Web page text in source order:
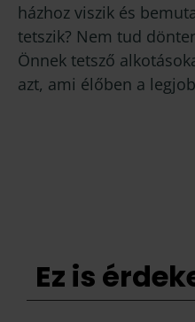
házhoz viszik és
tetszik? Nem tud
Önnek tetsző
azt, ami élőben a
Ez is